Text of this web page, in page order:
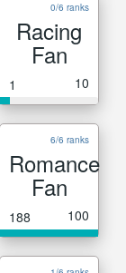
0/6 ranks
Racing
Fan
1 10
6/6 ranks
Romance
Fan
188 100